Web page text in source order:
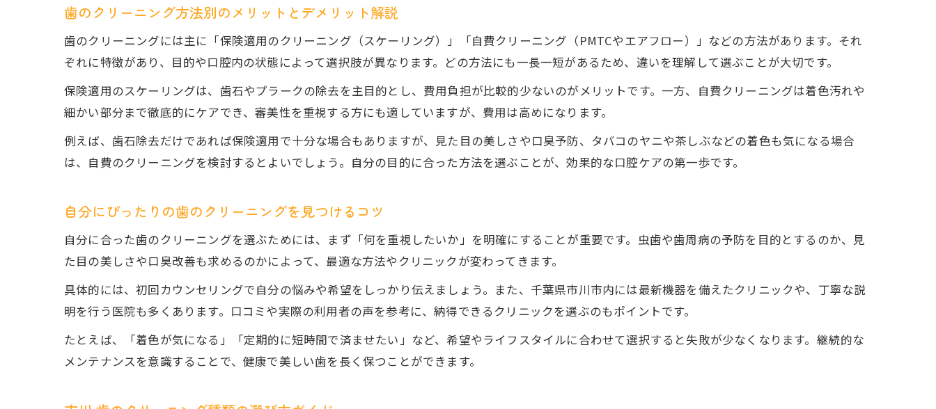
歯のクリーニング方法別のメリットとデメリット解説
歯のクリーニングには主に「保険適用のクリーニング（スケーリング）」「自費クリーニング（PMTCやエアフロー）」などの方法があります。それ
ぞれに特徴があり、目的や口腔内の状態によって選択肢が異なります。どの方法にも一長一短があるため、違いを理解して選ぶことが大切です。
保険適用のスケーリングは、歯石やプラークの除去を主目的とし、費用負担が比較的少ないのがメリットです。一方、自費クリーニングは着色汚れや
細かい部分まで徹底的にケアでき、審美性を重視する方にも適していますが、費用は高めになります。
例えば、歯石除去だけであれば保険適用で十分な場合もありますが、見た目の美しさや口臭予防、タバコのヤニや茶しぶなどの着色も気になる場合
は、自費のクリーニングを検討するとよいでしょう。自分の目的に合った方法を選ぶことが、効果的な口腔ケアの第一歩です。
自分にぴったりの歯のクリーニングを見つけるコツ
自分に合った歯のクリーニングを選ぶためには、まず「何を重視したいか」を明確にすることが重要です。虫歯や歯周病の予防を目的とするのか、見
た目の美しさや口臭改善も求めるのかによって、最適な方法やクリニックが変わってきます。
具体的には、初回カウンセリングで自分の悩みや希望をしっかり伝えましょう。また、千葉県市川市内には最新機器を備えたクリニックや、丁寧な説
明を行う医院も多くあります。口コミや実際の利用者の声を参考に、納得できるクリニックを選ぶのもポイントです。
たとえば、「着色が気になる」「定期的に短時間で済ませたい」など、希望やライフスタイルに合わせて選択すると失敗が少なくなります。継続的な
メンテナンスを意識することで、健康で美しい歯を長く保つことができます。